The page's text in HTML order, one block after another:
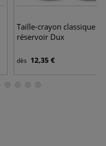
Taille-crayon classique
réservoir Dux
dès 12,35 €